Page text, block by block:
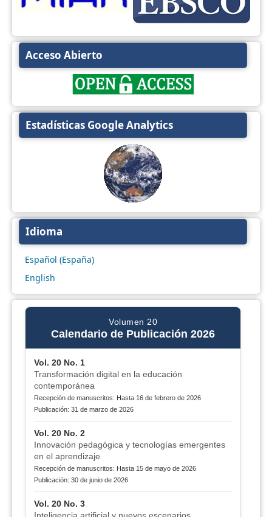
Acceso Abierto
Estadísticas Google Analytics
Idioma
Español (España)
English
Volumen 20
Calendario de Publicación 2026
Vol. 20 No. 1
Transformación digital en la educación
contemporánea
Recepción de manuscritos: Hasta 16 de febrero de 2026
Publicación: 31 de marzo de 2026
Vol. 20 No. 2
Innovación pedagógica y tecnologías emergentes
en el aprendizaje
Recepción de manuscritos: Hasta 15 de mayo de 2026
Publicación: 30 de junio de 2026
Vol. 20 No. 3
Inteligencia artificial y nuevos escenarios